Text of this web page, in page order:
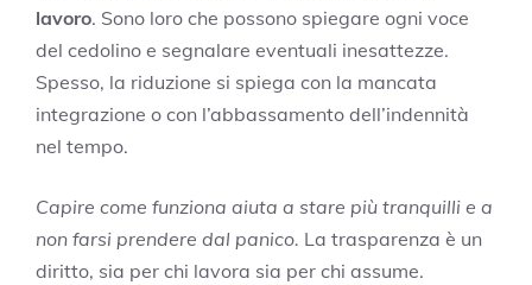
lavoro. Sono loro che possono spiegare ogni voce
del cedolino e segnalare eventuali inesattezze.
Spesso, la riduzione si spiega con la mancata
integrazione o con l’abbassamento dell’indennità
nel tempo.
Capire come funziona aiuta a stare più tranquilli e a
non farsi prendere dal panico. La trasparenza è un
diritto, sia per chi lavora sia per chi assume.